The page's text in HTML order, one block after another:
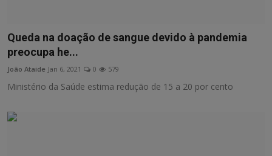
Queda na doação de sangue devido à pandemia
preocupa he...
João Ataide Jan 6, 2021 0 579
Ministério da Saúde estima redução de 15 a 20 por cento